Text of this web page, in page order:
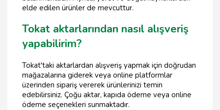
elde edilen ürünler de mevcuttur.
Tokat aktarlarından nasıl alışveriş
yapabilirim?
Tokat'taki aktarlardan alışveriş yapmak için doğrudan
mağazalarına giderek veya online platformlar
üzerinden sipariş vererek ürünlerinizi temin
edebilirsiniz. Çoğu aktar, kapıda ödeme veya online
ödeme seçenekleri sunmaktadır.